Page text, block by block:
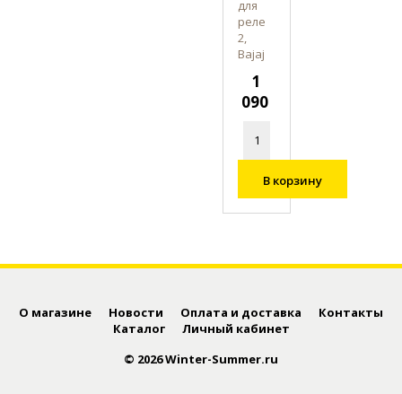
для
реле
2,
Bajaj
1
090
В корзину
О магазине Новости Оплата и доставка
Контакты
Каталог
Личный кабинет
© 2026 Winter-Summer.ru